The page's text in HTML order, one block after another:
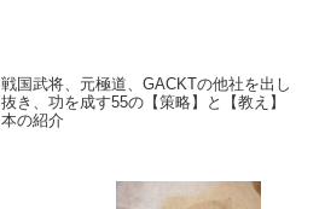
戦国武将、元極道、GACKTの他社を出し
抜き、功を成す55の【策略】と【教え】
本の紹介